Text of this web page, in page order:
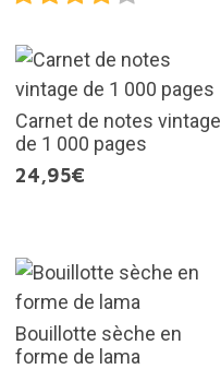
Carnet de notes vintage
de 1 000 pages
24,95€
Bouillotte sèche en
forme de lama